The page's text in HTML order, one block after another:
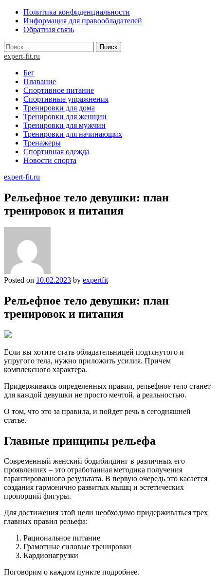
Skip
content
Политика конфиденциальности
Информация для правообладателей
Обратная связь
Найти:
expert-fit.ru
Бег
Плавание
Спортивное питание
Спортивные упражнения
Тренировки для дома
Тренировки для женщин
Тренировки для мужчин
Тренировки для начинающих
Тренажеры
Спортивная одежда
Новости спорта
expert-fit.ru
Рельефное тело девушки: план
тренировок и питания
Posted on 10.02.2023 by expertfit
Рельефное тело девушки: план
тренировок и питания
Если вы хотите стать обладательницей подтянутого и
упругого тела, нужно приложить усилия. Причем
комплексного характера.
Придерживаясь определенных правил, рельефное тело станет
для каждой девушки не просто мечтой, а реальностью.
О том, что это за правила, и пойдет речь в сегодняшней
статье.
Главные принципы рельефа
Современный женский бодибилдинг в различных его
проявлениях – это отработанная методика получения
гарантированного результата. В первую очередь это касается
создания гармонично развитых мышц и эстетических
пропорций фигуры.
Для достижения этой цели необходимо придерживаться трех
главных правил рельефа:
Рациональное питание
Грамотные силовые тренировки
Кардионагрузки
Поговорим о каждом пункте подробнее.